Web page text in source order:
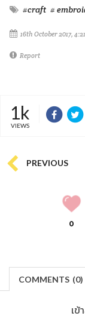
#craft #
16th October 2017,
Report
1k
VIEWS
PREVIOUS
0
COMMENTS (0)
เข้